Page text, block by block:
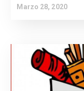
Marzo 28, 2020